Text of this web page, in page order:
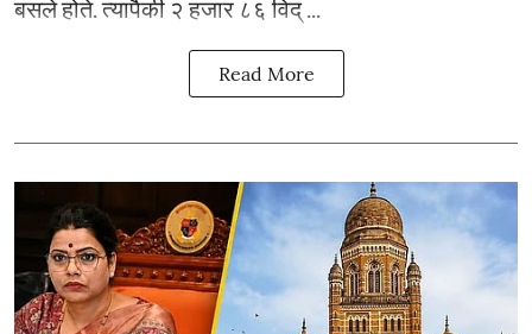
बसले होते. त्यापैकी २ हजार ८६ विद् ...
Read More